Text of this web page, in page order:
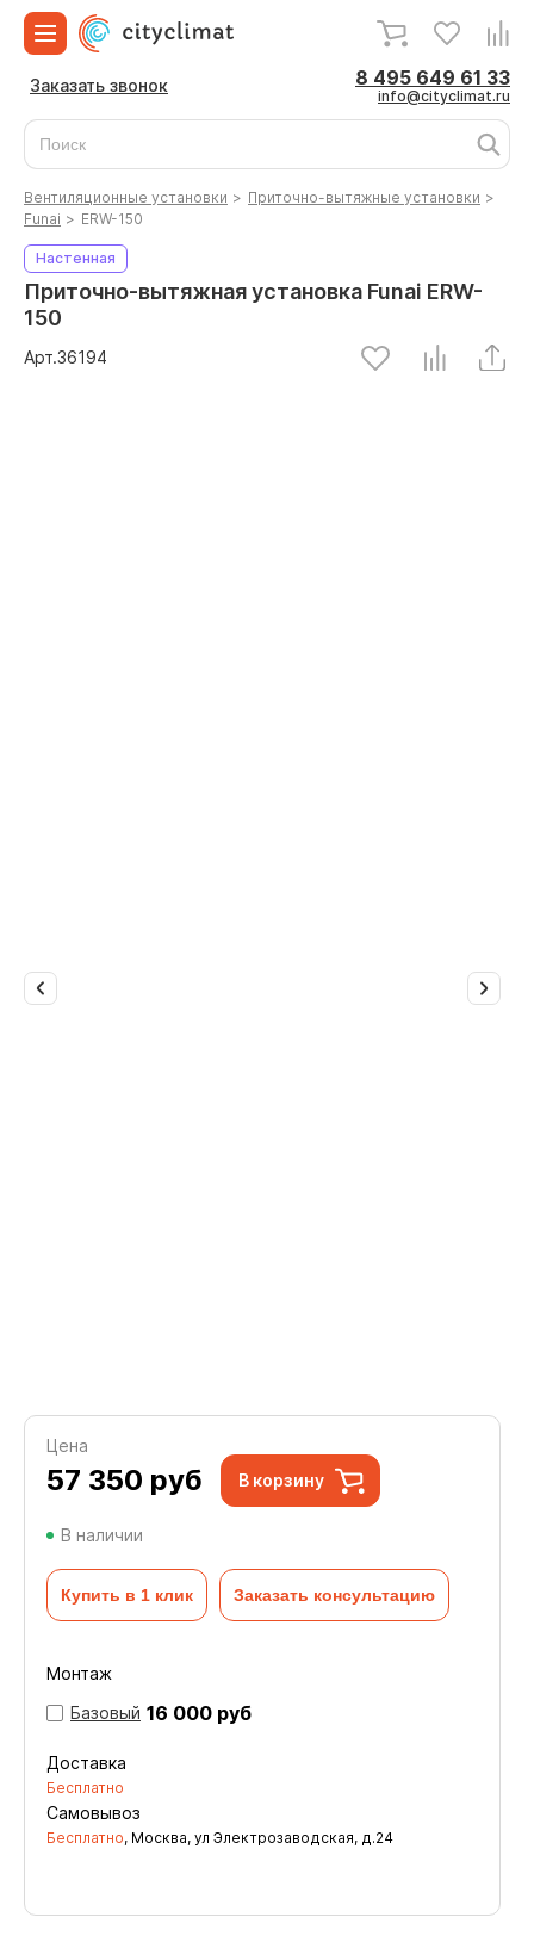
Заказать звонок 8 495 649 61 33
info@cityclimat.ru
Вентиляционные установки > Приточно-вытяжные установки >
Funai > ERW-150
Настенная
Приточно-вытяжная установка Funai ERW-
150
Арт.36194
Цена
57 350 руб В корзину
В наличии
Купить в 1 клик Заказать консультацию
Монтаж
Базовый 16 000 руб
Доставка
Бесплатно
Самовывоз
Бесплатно, Москва, ул Электрозаводская, д.24